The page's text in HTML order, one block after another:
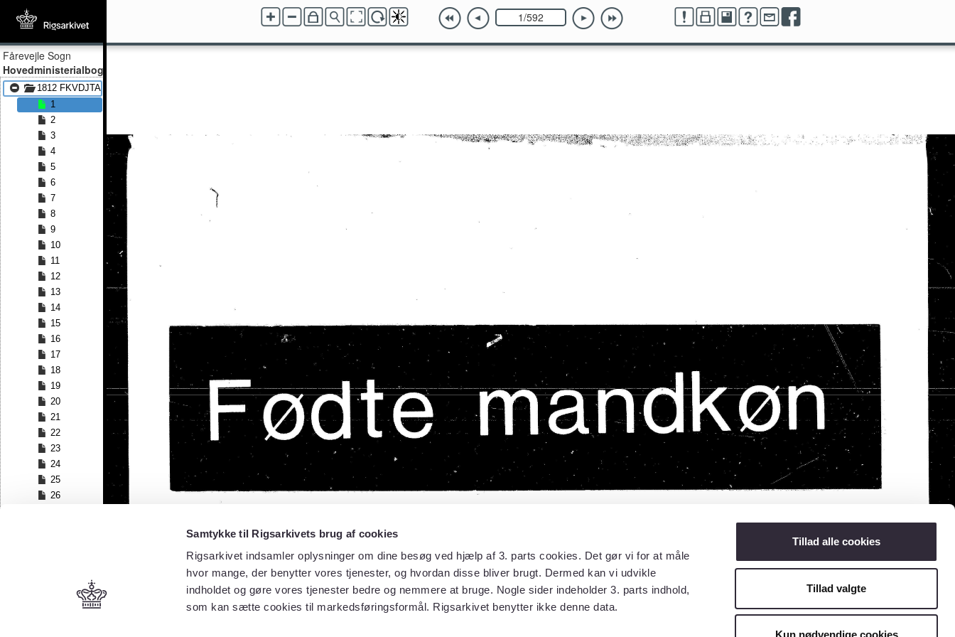
Samtykke til Rigsarkivets brug af cookies
Rigsarkivet indsamler oplysninger om dine besøg ved hjælp af 3. parts cookies. Det gør vi for at måle
hvor mange, der benytter vores tjenester, og hvordan disse bliver brugt. Dermed kan vi udvikle
indholdet og gøre vores tjenester bedre og nemmere at bruge. Nogle sider indeholder 3. parts indhold,
som kan sætte cookies til markedsføringsformål. Rigsarkivet benytter ikke denne data.
Tillad alle cookies
Tillad valgte
Kun nødvendige cookies
Fårevejle Sogn
Hovedministerialbog
1812 FKVDJTA - 1830 FKVDJTA
1
2
3
4
5
6
7
8
9
10
11
12
13
14
15
16
17
18
19
20
21
22
23
24
25
26